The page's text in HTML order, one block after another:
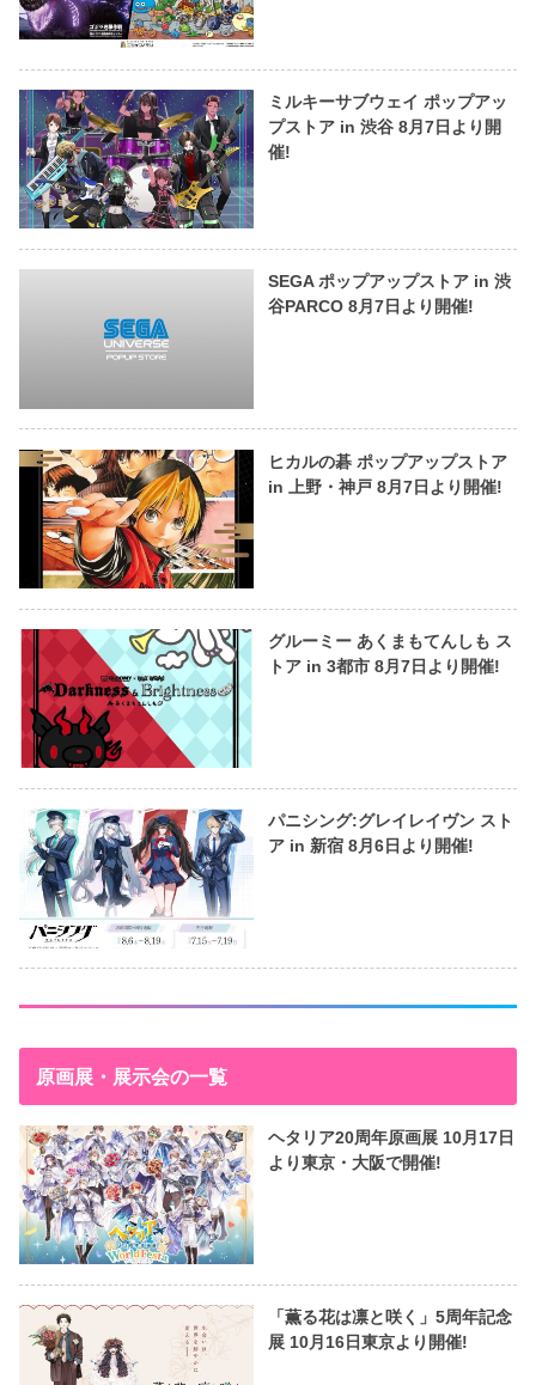
ミルキーサブウェイ ポップアッ
プストア in 渋谷 8月7日より開
催!
SEGA ポップアップストア in 渋
谷PARCO 8月7日より開催!
ヒカルの碁 ポップアップストア
in 上野・神戸 8月7日より開催!
グルーミー あくまもてんしも ス
トア in 3都市 8月7日より開催!
パニシング:グレイレイヴン スト
ア in 新宿 8月6日より開催!
原画展・展示会の一覧
ヘタリア20周年原画展 10月17日
より東京・大阪で開催!
「薫る花は凛と咲く」5周年記念
展 10月16日東京より開催!